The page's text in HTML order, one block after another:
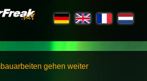
gehen weiter